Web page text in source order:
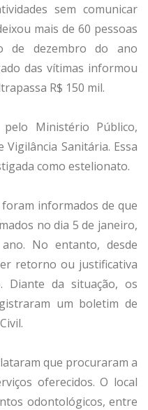
sem comunicar
mais de 60 pessoas
de dezembro do ano
das vítimas informou
R$ 150 mil.
Ministério Público,
Vigilância Sanitária. Essa
como estelionato.
informados de que
no dia 5 de janeiro,
No entanto, desde
retorno ou justificativa
Diante da situação, os
um boletim de
que procuraram a
oferecidos. O local
odontológicos, entre